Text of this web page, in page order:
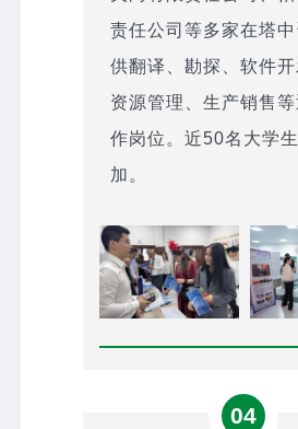
责任公司等多家在塔
供翻译、勘探、软件
资源管理、生产销售
作岗位。近50名大学
加。
04